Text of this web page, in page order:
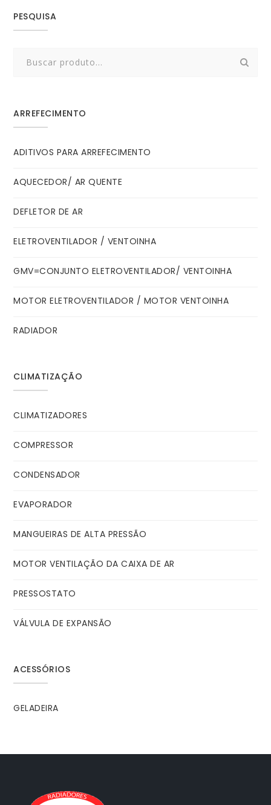
PESQUISA
ARREFECIMENTO
ADITIVOS PARA ARREFECIMENTO
AQUECEDOR/ AR QUENTE
DEFLETOR DE AR
ELETROVENTILADOR / VENTOINHA
GMV=CONJUNTO ELETROVENTILADOR/ VENTOINHA
MOTOR ELETROVENTILADOR / MOTOR VENTOINHA
RADIADOR
CLIMATIZAÇÃO
CLIMATIZADORES
COMPRESSOR
CONDENSADOR
EVAPORADOR
MANGUEIRAS DE ALTA PRESSÃO
MOTOR VENTILAÇÃO DA CAIXA DE AR
PRESSOSTATO
VÁLVULA DE EXPANSÃO
ACESSÓRIOS
GELADEIRA